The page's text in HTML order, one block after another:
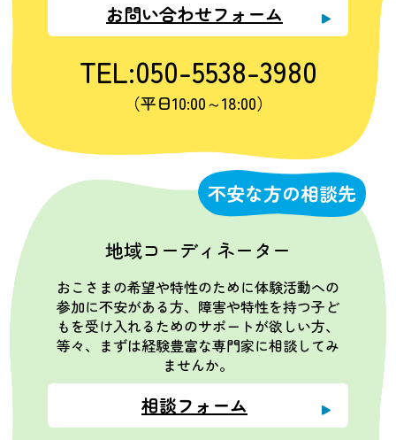
お問い合わせフォーム
TEL:050-5538-3980
（平日10:00～18:00）
不安な方の相談先
地域コーディネーター
おこさまの希望や特性のために体験活動への
参加に不安がある方、障害や特性を持つ子ど
もを受け入れるためのサポートが欲しい方、
等々、まずは経験豊富な専門家に相談してみ
ませんか。
相談フォーム